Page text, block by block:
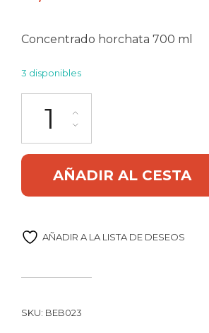
Concentrado horchata 700 ml
3 disponibles
AÑADIR AL CESTA
AÑADIR A LA LISTA DE DESEOS
SKU: BEB023